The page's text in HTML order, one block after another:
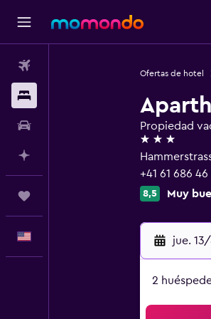
Ofertas de hotel
Propiedad
3 estrellas
+41 61 686
8,5 Muy
jue.
2